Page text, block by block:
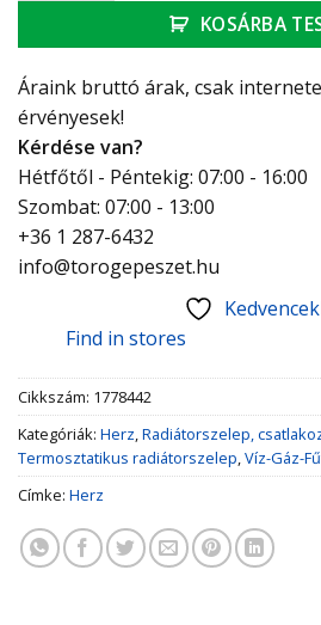
KOSÁRBA
Áraink bruttó árak, csak
érvényesek!
Kérdése van?
Hétfőtől - Péntekig: 07:00 - 16:00
Szombat: 07:00 - 13:00
+36 1 287-6432
info@torogepeszet.hu
Find in stores
Cikkszám: 1778442
Kategóriák: Herz,Radiátorszelep,
Termosztatikus radiátorszelep,Víz-Gáz-
Címke: Herz